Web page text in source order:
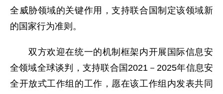
全威胁领域的关键作用，支持联合国制定该领域新
的国家行为准则。
双方欢迎在统一的机制框架内开展国际信息安
全领域全球谈判，支持联合国2021－2025年信息安
全开放式工作组的工作，愿在该工作组内发表共同